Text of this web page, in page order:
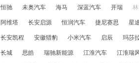
恒驰 未奥汽车 海马 深蓝汽车 开瑞
阿维塔 长安启源 恒润汽车 捷尼赛思 星
长安凯程 安徽猎豹 小米汽车 启辰 玛莎
长城 思皓 瑞驰新能源 江淮汽车 江淮瑞